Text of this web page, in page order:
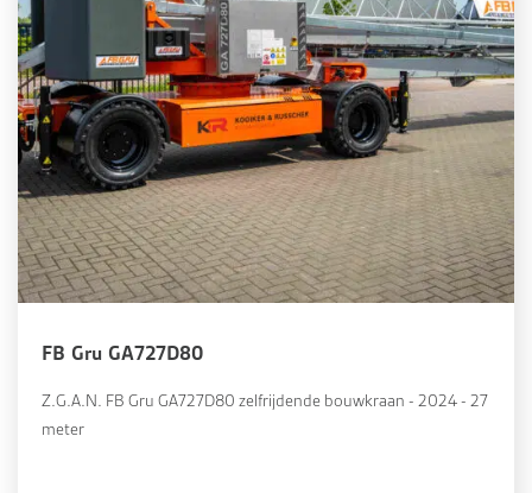
FB Gru GA727D80
Z.G.A.N. FB Gru GA727D80 zelfrijdende bouwkraan - 2024 - 27
meter